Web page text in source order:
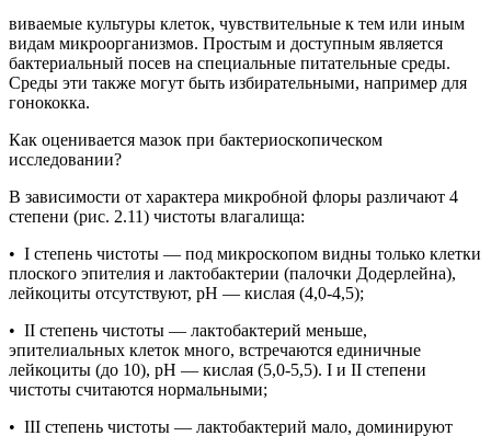
виваемые культуры клеток, чувствительные к тем или иным
видам микроорганизмов. Простым и доступным является
бактериальный посев на специальные питательные среды.
Среды эти также могут быть избирательными, например для
гонококка.
Как оценивается мазок при бактериоскопическом
исследовании?
В зависимости от характера микробной флоры различают 4
степени (рис. 2.11) чистоты влагалища:
• I степень чистоты — под микроскопом видны только клетки
плоского эпителия и лактобактерии (палочки Додерлейна),
лейкоциты отсутствуют, рН — кислая (4,0-4,5);
• II степень чистоты — лактобактерий меньше,
эпителиальных клеток много, встречаются единичные
лейкоциты (до 10), рН — кислая (5,0-5,5). I и II степени
чистоты считаются нормальными;
• III степень чистоты — лактобактерий мало, доминируют